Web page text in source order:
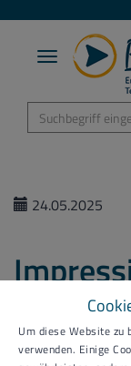
Toggle
navigation
24.05.2025
Um diese Website zu
verwenden. Einige